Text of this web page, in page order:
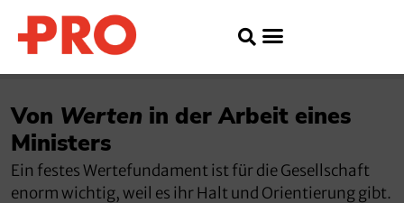
Von Werten in der Arbeit eines
Ministers
Ein festes Wertefundament ist für die Gesellschaft
enorm wichtig, weil es ihr Halt und Orientierung gibt.